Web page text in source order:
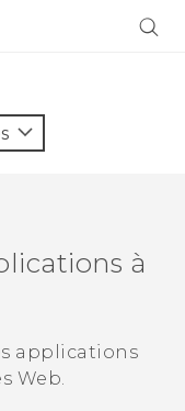
à
applications
Web.